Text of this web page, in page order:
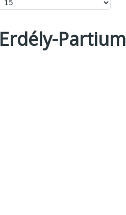
Erdély-Partium